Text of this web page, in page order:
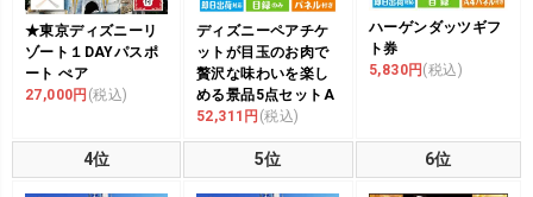
★東京ディズニーリ
ゾート１DAYパスポ
ート ぺア
27,000円 (税込)
ディズニーペアチケ
ットが目玉のお肉で
贅沢な味わいを楽し
める景品5点セットA
52,311円 (税込)
ハーゲンダッツギフ
ト券
5,830円 (税込)
4位 5位 6位